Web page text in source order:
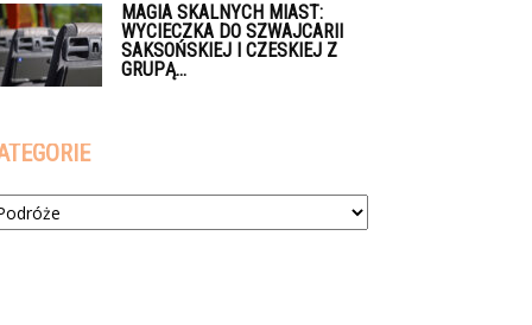
MAGIA SKALNYCH MIAST:
WYCIECZKA DO SZWAJCARII
SAKSOŃSKIEJ I CZESKIEJ Z
GRUPĄ...